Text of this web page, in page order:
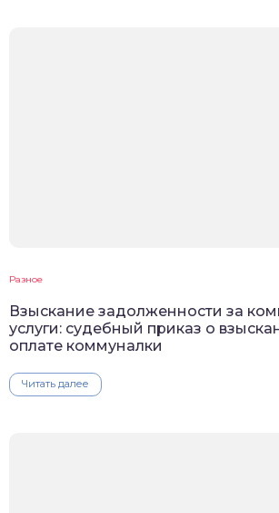
Разное
Взыскание задолженности за
услуги: судебный приказ о
оплате коммуналки
Читать далее